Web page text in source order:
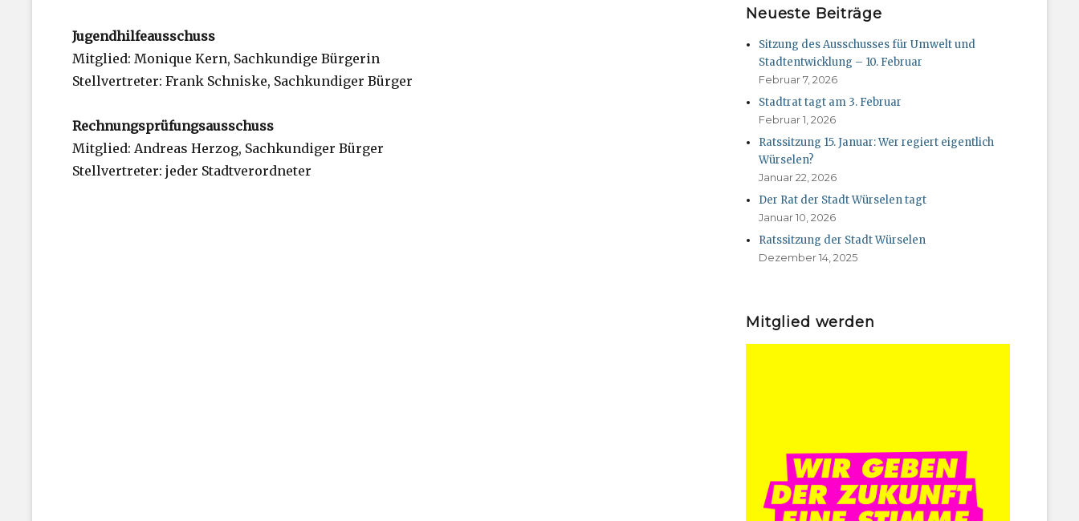
Jugendhilfeausschuss
Mitglied: Monique Kern, Sachkundige Bürgerin
Stellvertreter: Frank Schniske, Sachkundiger Bürger
Rechnungsprüfungsausschuss
Mitglied: Andreas Herzog, Sachkundiger Bürger
Stellvertreter: jeder Stadtverordneter
Neueste Beiträge
Sitzung des Ausschusses für Umwelt und
Stadtentwicklung – 10. Februar
Februar 7, 2026
Stadtrat tagt am 3. Februar
Februar 1, 2026
Ratssitzung 15. Januar: Wer regiert eigentlich
Würselen?
Januar 22, 2026
Der Rat der Stadt Würselen tagt
Januar 10, 2026
Ratssitzung der Stadt Würselen
Dezember 14, 2025
Mitglied werden